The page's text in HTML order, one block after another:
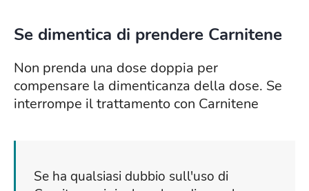
Se dimentica di prendere Carnitene
Non prenda una dose doppia per
compensare la dimenticanza della dose. Se
interrompe il trattamento con Carnitene
Se ha qualsiasi dubbio sull'uso di